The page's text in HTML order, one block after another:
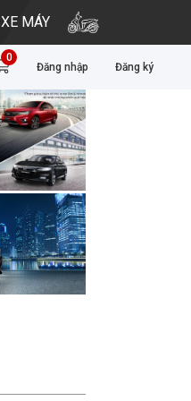
XE MÁY
0
Đăng nhập Đăng ký